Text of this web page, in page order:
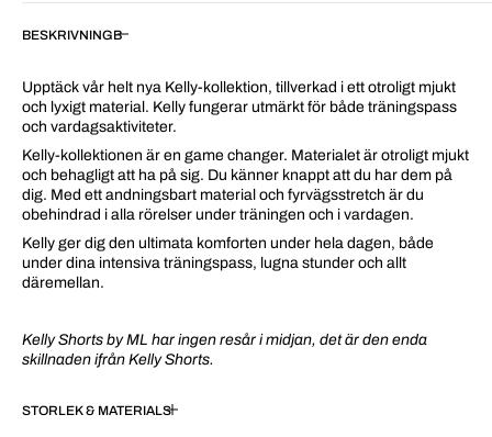
BESKRIVNING
Upptäck vår helt nya Kelly-kollektion, tillverkad i ett otroligt mjukt
och lyxigt material. Kelly fungerar utmärkt för både träningspass
och vardagsaktiviteter.
Kelly-kollektionen är en game changer. Materialet är otroligt mjukt
och behagligt att ha på sig. Du känner knappt att du har dem på
dig. Med ett andningsbart material och fyrvägsstretch är du
obehindrad i alla rörelser under träningen och i vardagen.
Kelly ger dig den ultimata komforten under hela dagen, både
under dina intensiva träningspass, lugna stunder och allt
däremellan.
Kelly Shorts by ML har ingen resår i midjan, det är den enda
skillnaden ifrån Kelly Shorts.
STORLEK & MATERIAL